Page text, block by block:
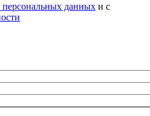
персональных данных и с